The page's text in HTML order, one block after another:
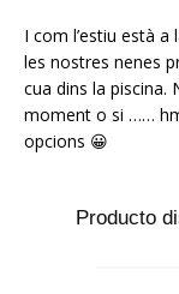
I com l’estiu està
les nostres nenes
cua dins la piscina.
moment o si ……
opcions 😀
Producto